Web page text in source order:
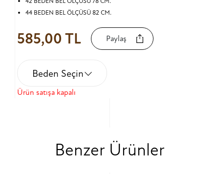
44 BEDEN BEL ÖLÇÜSÜ 82 CM.
585,00 TL Paylaş
Beden Seçin
Ürün satışa kapalı
Benzer Ürünler